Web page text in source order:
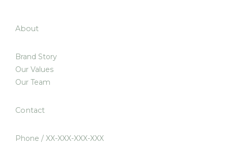
About
Brand Story
Our Values
Our Team
Contact
Phone / XX-XXX-XXX-XXX